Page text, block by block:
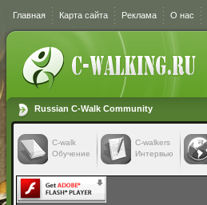
Главная Карта сайта Реклама О нас
Russian C-Walk Community
C-walk
Обучение
C-walkers
Интервью